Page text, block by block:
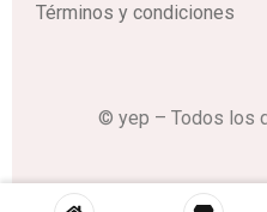
Términos y condiciones
© yep – Todos los